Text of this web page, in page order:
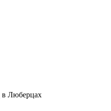
в Люберцах